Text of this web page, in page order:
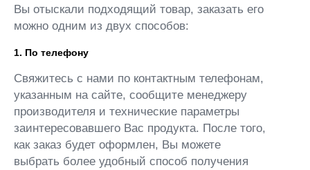
Вы отыскали подходящий товар, заказать его
можно одним из двух способов:
1. По телефону
Свяжитесь с нами по контактным телефонам,
указанным на сайте, сообщите менеджеру
производителя и технические параметры
заинтересовавшего Вас продукта. После того,
как заказ будет оформлен, Вы можете
выбрать более удобный способ получения